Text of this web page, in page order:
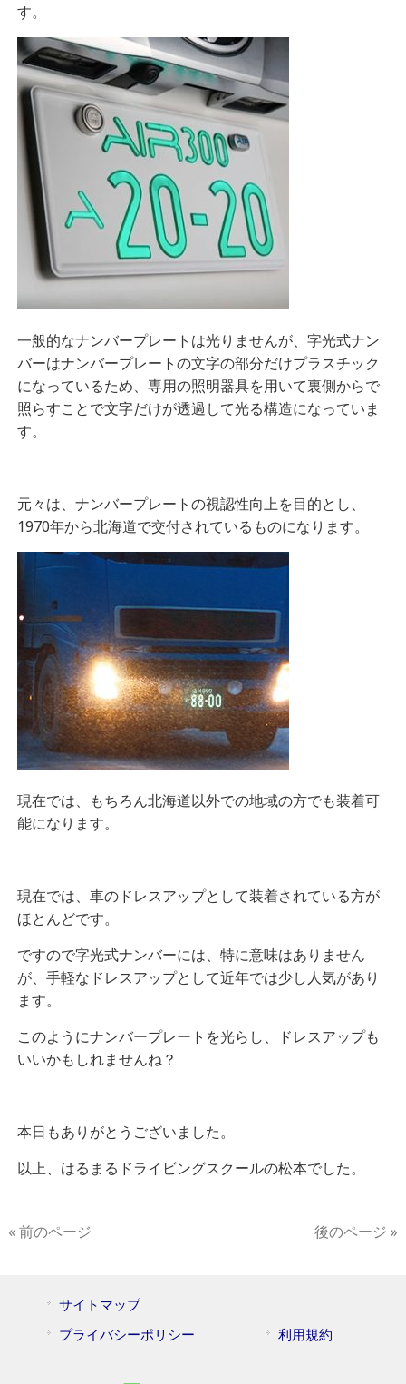
す。
一般的なナンバープレートは光りませんが、字光式ナン
バーはナンバープレートの文字の部分だけプラスチック
になっているため、専用の照明器具を用いて裏側からで
照らすことで文字だけが透過して光る構造になっていま
す。
元々は、 ナンバープレートの視認性向上を目的とし、
1970年から北海道で交付されているものになります。
現在では、もちろん北海道以外での地域の方でも装着可
能になります。
現在では、車のドレスアップとして装着されている方が
ほとんどです。
ですので字光式ナンバーには、特に意味はありません
が、手軽なドレスアップとして近年では少し人気があり
ます。
このようにナンバープレートを光らし、ドレスアップも
いいかもしれませんね？
本日もありがとうございました。
以上、はるまるドライビングスクールの松本でした。
« 前のページ 後のページ »
サイトマップ
プライバシーポリシー
利用規約